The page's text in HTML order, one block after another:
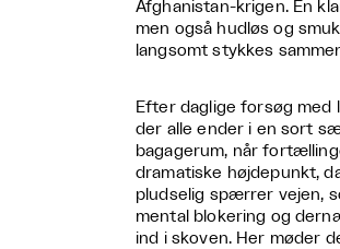
Afghanistan-krigen. En
men også hudløs og
langsomt stykkes
Efter daglige forsøg med
der alle ender i en sort
bagagerum, når
dramatiske højdepunkt,
pludselig spærrer vejen,
mental blokering og
ind i skoven. Her møder